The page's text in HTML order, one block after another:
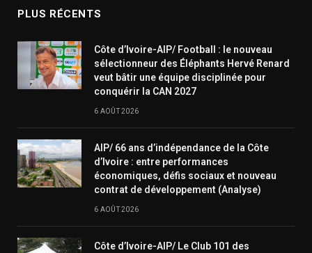
PLUS RÉCENTS
Côte d’Ivoire-AIP/ Football : le nouveau
sélectionneur des Éléphants Hervé Renard
veut bâtir une équipe disciplinée pour
conquérir la CAN 2027
6 AOÛT 2026
AIP/ 66 ans d’indépendance de la Côte
d’Ivoire : entre performances
économiques, défis sociaux et nouveau
contrat de développement (Analyse)
6 AOÛT 2026
Côte d’Ivoire-AIP/ Le Club 101 des